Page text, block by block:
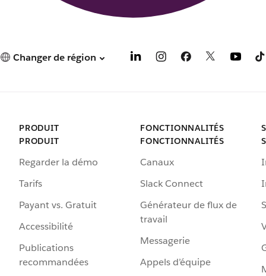
Changer de région
PRODUIT
PRODUIT
Regarder la démo
Tarifs
Payant vs. Gratuit
Accessibilité
Publications
recommandées
FONCTIONNALITÉS
FONCTIONNALITÉS
Canaux
Slack Connect
Générateur de flux de
travail
Messagerie
Appels d’équipe